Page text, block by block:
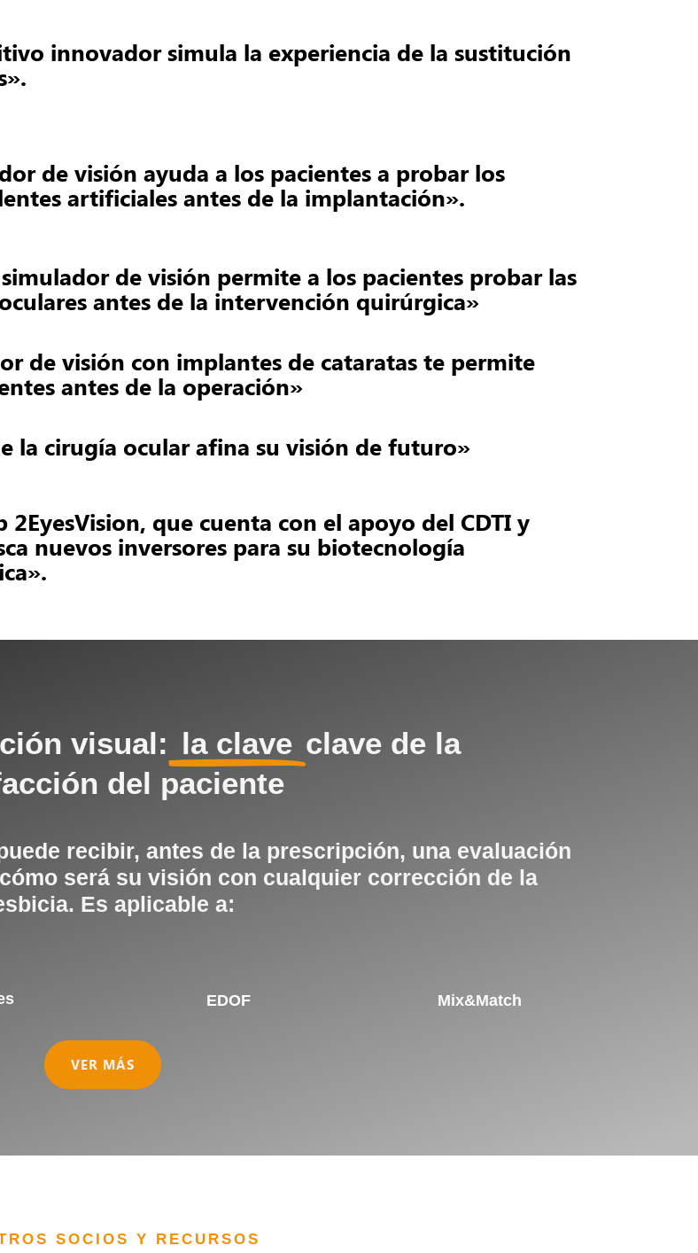
innovador simula la experiencia de la sustitución
de visión ayuda a los pacientes a probar los
artificiales antes de la implantación».
de visión permite a los pacientes probar las
antes de la intervención quirúrgica»
de visión con implantes de cataratas te permite
antes de la operación»
la cirugía ocular afina su visión de futuro»
2EyesVision, que cuenta con el apoyo del CDTI y
nuevos inversores para su biotecnología
visual: la clave clave de la
del paciente
recibir, antes de la prescripción, una evaluación
será su visión con cualquier corrección de la
Es aplicable a:
EDOF Mix&Match
VER MÁS
SOCIOS Y RECURSOS